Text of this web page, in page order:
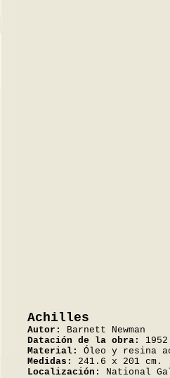
Achilles
Autor:
Barnett Newman
Datación de la obra:
1952
Material:
Óleo y resina
Medidas:
241.6 x 201 cm.
Localización:
National